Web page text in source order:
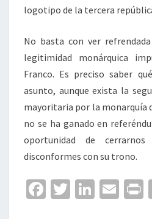
logotipo de la tercera
No basta con ver
legitimidad monárquica
Franco. Es preciso saber
asunto, aunque exista la
mayoritaria por la monarquía
no se ha ganado en
oportunidad de
disconformes con su trono.
Fa T
Li
E